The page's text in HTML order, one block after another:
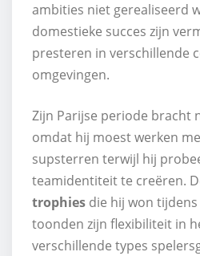
ambities niet gerealiseerd
domestieke succes zijn
presteren in verschillende
omgevingen.
Zijn Parijse periode bracht
omdat hij moest werken
supsterren terwijl hij
teamidentiteit te creëren.
trophies die hij won
toonden zijn flexibiliteit in
verschillende types